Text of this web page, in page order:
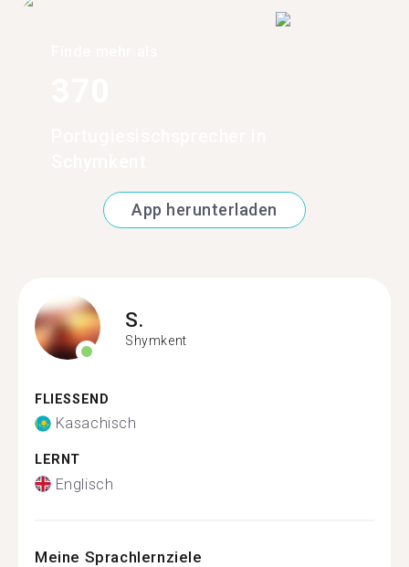
App herunterladen
S.
Shymkent
FLIESSEND
Kasachisch
LERNT
Englisch
Meine Sprachlernziele